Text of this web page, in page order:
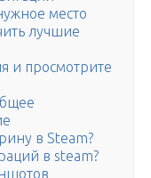
место
лучшие
и просмотрите
в Steam?
в steam?